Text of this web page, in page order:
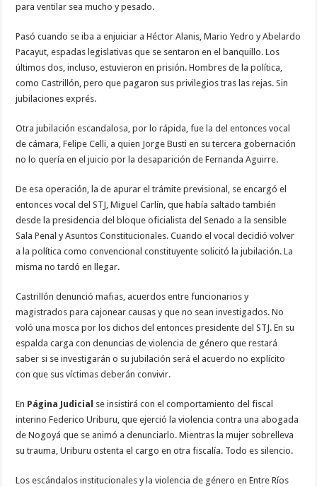
para ventilar sea mucho y pesado.
Pasó cuando se iba a enjuiciar a Héctor Alanis, Mario Yedro y Abelardo
Pacayut, espadas legislativas que se sentaron en el banquillo. Los
últimos dos, incluso, estuvieron en prisión. Hombres de la política,
como Castrillón, pero que pagaron sus privilegios tras las rejas. Sin
jubilaciones exprés.
Otra jubilación escandalosa, por lo rápida, fue la del entonces vocal
de cámara, Felipe Celli, a quien Jorge Busti en su tercera gobernación
no lo quería en el juicio por la desaparición de Fernanda Aguirre.
De esa operación, la de apurar el trámite previsional, se encargó el
entonces vocal del STJ, Miguel Carlín, que había saltado también
desde la presidencia del bloque oficialista del Senado a la sensible
Sala Penal y Asuntos Constitucionales. Cuando el vocal decidió volver
a la política como convencional constituyente solicitó la jubilación. La
misma no tardó en llegar.
Castrillón denunció mafias, acuerdos entre funcionarios y
magistrados para cajonear causas y que no sean investigados. No
voló una mosca por los dichos del entonces presidente del STJ. En su
espalda carga con denuncias de violencia de género que restará
saber si se investigarán o su jubilación será el acuerdo no explícito
con que sus víctimas deberán convivir.
En Página Judicial se insistirá con el comportamiento del fiscal
interino Federico Uriburu, que ejerció la violencia contra una abogada
de Nogoyá que se animó a denunciarlo. Mientras la mujer sobrelleva
su trauma, Uriburu ostenta el cargo en otra fiscalía. Todo es silencio.
Los escándalos institucionales y la violencia de género en Entre Ríos